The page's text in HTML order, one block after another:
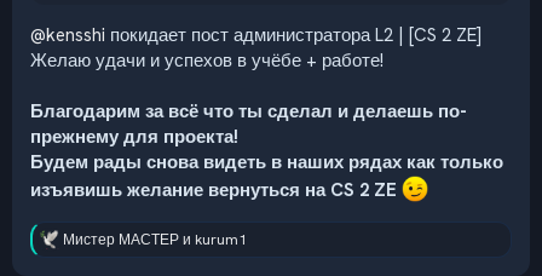
@kensshi покидает пост администратора L2 | [CS 2 ZE]
Желаю удачи и успехов в учёбе + работе!
Благодарим за всё что ты сделал и делаешь по-
прежнему для проекта!
Будем рады снова видеть в наших рядах как только
изъявишь желание вернуться на CS 2 ZE
Р
Мистер МАСТЕРи kurum1